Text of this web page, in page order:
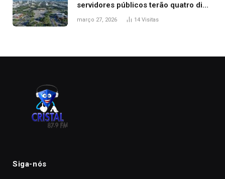
servidores públicos terão quatro dias
de folga na Semana Santa
março 27, 2026 14 Visitas
Siga-nós